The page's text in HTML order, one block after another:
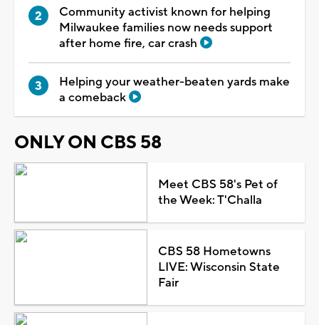
Community activist known for helping
Milwaukee families now needs support
after home fire, car crash
Helping your weather-beaten yards make
a comeback
ONLY ON CBS 58
Meet CBS 58's Pet of
the Week: T'Challa
CBS 58 Hometowns
LIVE: Wisconsin State
Fair